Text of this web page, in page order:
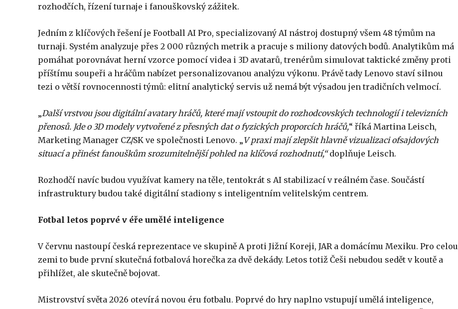
rozhodčích, řízení turnaje i fanouškovský zážitek.
Jedním z klíčových řešení je Football AI Pro, specializovaný AI nástroj dostupný všem 48 týmům na
turnaji. Systém analyzuje přes 2 000 různých metrik a pracuje s miliony datových bodů. Analytikům má
pomáhat porovnávat herní vzorce pomocí videa i 3D avatarů, trenérům simulovat taktické změny proti
příštímu soupeři a hráčům nabízet personalizovanou analýzu výkonu. Právě tady Lenovo staví silnou
tezi o větší rovnocennosti týmů: elitní analytický servis už nemá být výsadou jen tradičních velmocí.
„Další vrstvou jsou digitální avatary hráčů, které mají vstoupit do rozhodcovských technologií i televizních
přenosů. Jde o 3D modely vytvořené z přesných dat o fyzických proporcích hráčů,“ říká Martina Leisch,
Marketing Manager CZ/SK ve společnosti Lenovo. „V praxi mají zlepšit hlavně vizualizaci ofsajdových
situací a přinést fanouškům srozumitelnější pohled na klíčová rozhodnutí,“doplňuje Leisch.
Rozhodčí navíc budou využívat kamery na těle, tentokrát s AI stabilizací v reálném čase. Součástí
infrastruktury budou také digitální stadiony s inteligentním velitelským centrem.
Fotbal letos poprvé v éře umělé inteligence
V červnu nastoupí česká reprezentace ve skupině A proti Jižní Koreji, JAR a domácímu Mexiku. Pro celou
zemi to bude první skutečná fotbalová horečka za dvě dekády. Letos totiž Češi nebudou sedět v koutě a
přihlížet, ale skutečně bojovat.
Mistrovství světa 2026 otevírá novou éru fotbalu. Poprvé do hry naplno vstupují umělá inteligence,